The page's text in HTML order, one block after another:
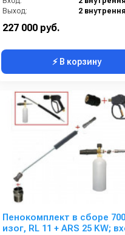
Выход:
227 000 руб.
⚡ В корзину
Пенокомплект в сборе
изог, RL 11 + ARS 25 KW;